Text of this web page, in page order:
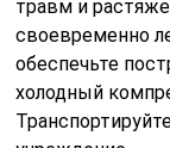
травм и
своевременно
обеспечьте
холодный